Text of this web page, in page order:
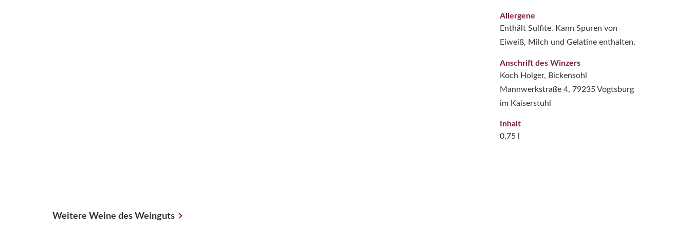
Allergene
Enthält Sulfite. Kann Spuren von
Eiweiß, Milch und Gelatine enthalten.
Anschrift des Winzers
Koch Holger, Bickensohl
Mannwerkstraße 4, 79235 Vogtsburg
im Kaiserstuhl
Inhalt
0,75 l
Weitere Weine des Weinguts